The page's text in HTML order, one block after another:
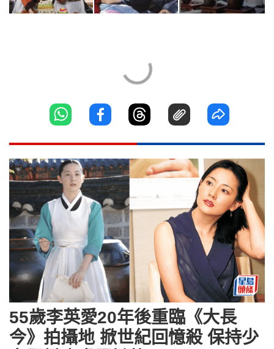
55歲李英愛20年後重臨《大長
今》拍攝地 掀世紀回憶殺 保持少